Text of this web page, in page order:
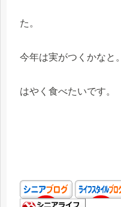
た。
今年は実がつくかなと。
はやく食べたいです。